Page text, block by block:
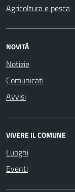
Agricoltura e pesca
NOVITÀ
Notizie
Comunicati
Avvisi
VIVERE IL COMUNE
Luoghi
Eventi